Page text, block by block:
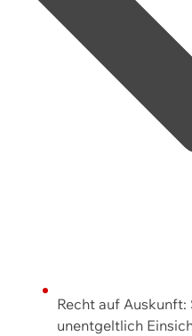
Recht auf Auskunft:
unentgeltlich